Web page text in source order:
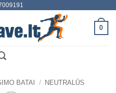
0
BATAI / NEUTRALŪS